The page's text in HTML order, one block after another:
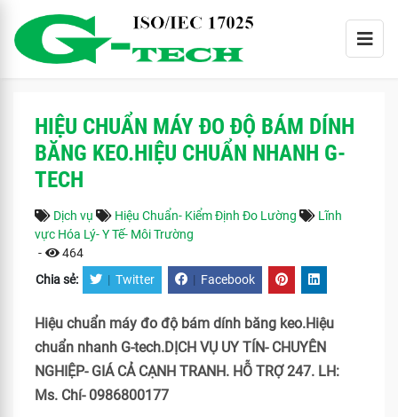
HIỆU CHUẨN MÁY ĐO ĐỘ BÁM DÍNH
BĂNG KEO.HIỆU CHUẨN NHANH G-
TECH
Dịch vụ Hiệu Chuẩn- Kiểm Định Đo Lường
Lĩnh
vực Hóa Lý- Y Tế- Môi Trường
-
464
Chia sẻ: | Twitter | Facebook
Hiệu chuẩn máy đo độ bám dính băng keo.Hiệu
chuẩn nhanh G-tech.DỊCH VỤ UY TÍN- CHUYÊN
NGHIỆP- GIÁ CẢ CẠNH TRANH. HỖ TRỢ 247. LH:
Ms. Chí- 0986800177